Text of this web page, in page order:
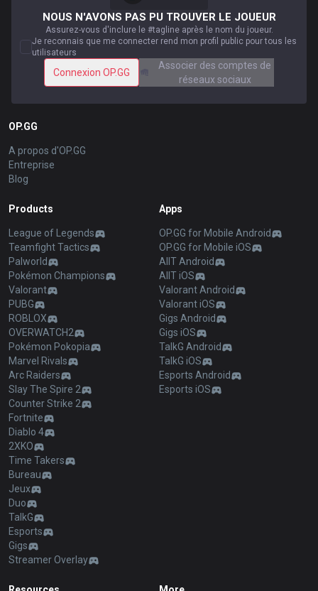
NOUS N'AVONS PAS PU TROUVER LE JOUEUR
Assurez-vous d'inclure le #tagline après le nom du joueur.
Je reconnais que me connecter rend mon profil public pour tous les
utilisateurs
Connexion OP.GG
Associer des comptes de
réseaux sociaux
OP.GG
A propos d'OP.GG
Entreprise
Blog
Products
League of Legends
Teamfight Tactics
Palworld
Pokémon Champions
Valorant
PUBG
ROBLOX
OVERWATCH2
Pokémon Pokopia
Marvel Rivals
Arc Raiders
Slay The Spire 2
Counter Strike 2
Fortnite
Diablo 4
2XKO
Time Takers
Bureau
Jeux
Duo
TalkG
Esports
Gigs
Streamer Overlay
Apps
OP.GG for Mobile Android
OP.GG for Mobile iOS
AllT Android
AllT iOS
Valorant Android
Valorant iOS
Gigs Android
Gigs iOS
TalkG Android
TalkG iOS
Esports Android
Esports iOS